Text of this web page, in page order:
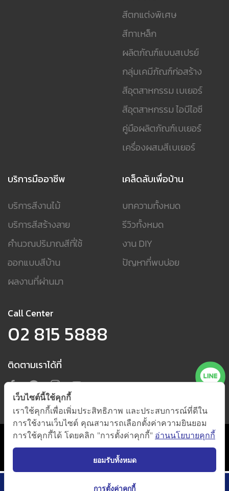
สีตกแต่งพิเศษ
สีทาเหล็ก
ผลิตภัณฑ์แบบสเปรย์
กลุ่มเคมีภัณฑ์ก่อสร้าง
สีอุตสาหกรรม เบเยอร์
สีอุตสาหกรรม ไอบีไอซี
คู่มือผลิตภัณฑ์เบเยอร์
เครื่องผสมสีเบเยอร์
บริการมืออาชีพ
บริการสีงานไม้
บริการสีสร้างลาย
คำนวณปริมาณสีที่ใช้
ออกแบบสีบ้าน
ผลงานที่ผ่านมา
เคล็ดลับเพื่อบ้าน
บทความทั้งหมด
รีวิวทั้งหมด
งาน DIY
ปัญหาที่พบบ่อย
Call Center
02 815 5888
ติดตามเราได้ที่
นโยบายการใช้คุกกี้ และนโยบายความเป็นส่วนตัว @ 2021 by
เว็บไซต์นี้ใช้คุกกี้
เราใช้คุกกี้เพื่อเพิ่มประสิทธิภาพ และประสบการณ์ที่ดีใน
การใช้งานเว็บไซต์ คุณสามารถเลือกตั้งค่าความยินยอม
การใช้คุกกี้ได้ โดยคลิก "การตั้งค่าคุกกี้" อ่านนโยบายคุกกี้
ยอมรับทั้งหมด
การตั้งค่าคุกกี้